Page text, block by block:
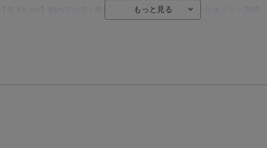
【楽天Kobo】初めての方！条件達成で楽天ブックス購入分がポイント20倍